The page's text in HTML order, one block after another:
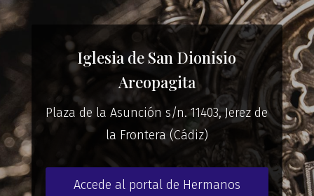
Iglesia de San Dionisio
Areopagita
Plaza de la Asunción s/n. 11403, Jerez de
la Frontera (Cádiz)
Accede al portal de Hermanos